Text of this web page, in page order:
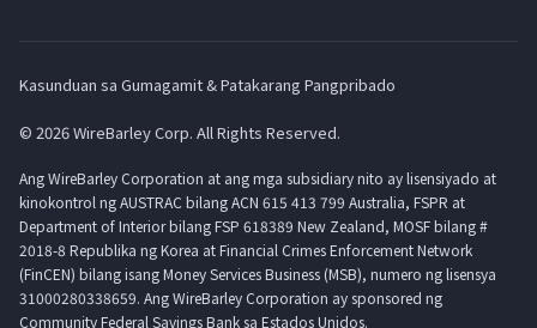
Kasunduan sa Gumagamit & Patakarang Pangpribado
© 2026 WireBarley Corp. All Rights Reserved.
Ang WireBarley Corporation at ang mga subsidiary nito ay lisensiyado at
kinokontrol ng AUSTRAC bilang ACN 615 413 799 Australia, FSPR at
Department of Interior bilang FSP 618389 New Zealand, MOSF bilang #
2018-8 Republika ng Korea at Financial Crimes Enforcement Network
(FinCEN) bilang isang Money Services Business (MSB), numero ng lisensya
31000280338659. Ang WireBarley Corporation ay sponsored ng
Community Federal Savings Bank sa Estados Unidos.